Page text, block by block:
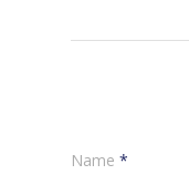
Name *